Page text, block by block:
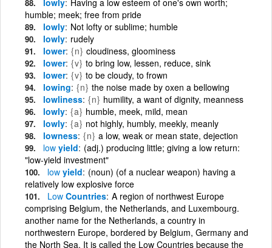
humble; meek; free from pride
lowly Not lofty or sublime; humble
lowly rudely
lower {n} cloudiness, gloominess
lower {v} to bring low, lessen, reduce, sink
lower {v} to be cloudy, to frown
lowing {n} the noise made by oxen a bellowing
lowliness {n} humility, a want of dignity, meanness
lowly {a} humble, meek, mild, mean
lowly {a} not highly, humbly, meekly, meanly
lowness {n} a low, weak or mean state, dejection
low yield (adj.) producing little; giving a low return:
"low-yield investment"
low yield (noun) (of a nuclear weapon) having a
relatively low explosive force
Low Countries A region of northwest Europe
comprising Belgium, the Netherlands, and Luxembourg.
another name for the Netherlands, a country in
northwestern Europe, bordered by Belgium, Germany and
the North Sea. It is called the Low Countries because the